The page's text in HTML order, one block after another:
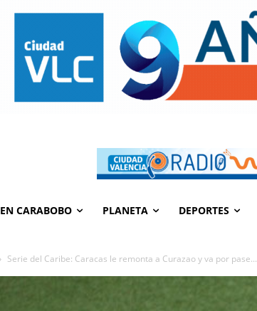
EN CARABOBO PLANETA DEPORTES
Serie del Caribe: Caracas le remonta a Curazao y va por pase...